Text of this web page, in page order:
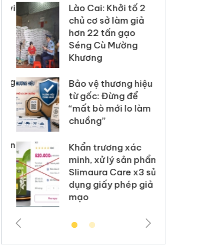
Lào Cai: Khởi tố 2
chủ cơ sở làm giả
hơn 22 tấn gạo
Séng Cù Mường
Khương
Bảo vệ thương hiệu
từ gốc: Đừng để
“mất bò mới lo làm
chuồng”
Khẩn trương xác
minh, xử lý sản phẩm
Slimaura Care x3 sử
dụng giấy phép giả
mạo